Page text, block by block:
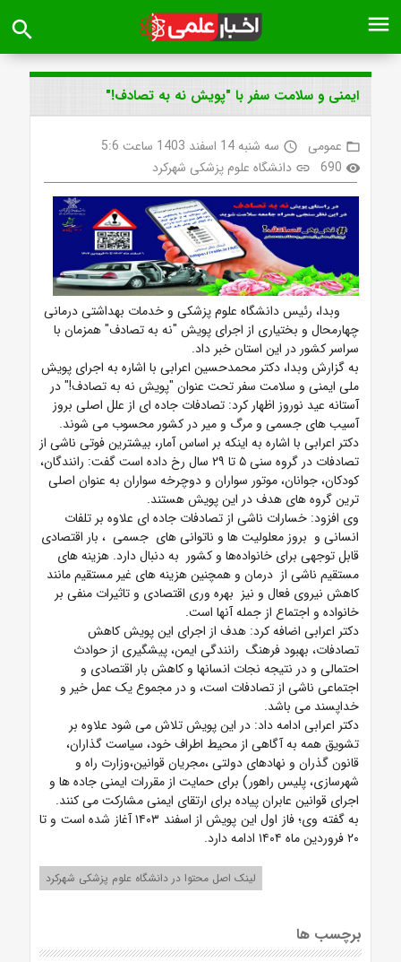
menu
search
ایمنی و سلامت سفر با "پویش نه به تصادف!"
folder_open عمومی access_time سه شنبه 14 اسفند 1403 ساعت 5:6
visibility
690
link دانشگاه علوم پزشکی شهرکرد
وبدا، رئیس دانشگاه علوم پزشکی و خدمات بهداشتی درمانی
چهارمحال و بختیاری از اجرای پویش "نه به تصادف" همزمان با
سراسر کشور در این استان خبر داد.
به گزارش وبدا، دکتر محمدحسین اعرابی با اشاره به اجرای پویش
ملی ایمنی و سلامت سفر تحت عنوان "پویش نه به تصادف!" در
آستانه عید نوروز اظهار کرد: تصادفات جاده ای از علل اصلی بروز
آسیب های جسمی و مرگ و میر در کشور محسوب می شوند.
دکتر اعرابی با اشاره به اینکه بر اساس آمار، بیشترین فوتی ناشی از
تصادفات در گروه سنی ۵ تا ۲۹ سال رخ داده است گفت: رانندگان،
کودکان، جوانان، موتور سواران و دوچرخه سواران به عنوان اصلی
ترین گروه های هدف در این پویش هستند.
وی افزود: خسارات ناشی از تصادفات جاده ای علاوه بر تلفات
انسانی و بروز معلولیت ها و ناتوانی های جسمی ، بار اقتصادی
قابل توجهی برای خانواده‌ها و کشور به دنبال دارد. هزینه های
مستقیم ناشی از درمان و همچنین هزینه های غیر مستقیم مانند
کاهش نیروی فعال و نیز بهره وری اقتصادی و تاثیرات منفی بر
خانواده و اجتماع از جمله آنها است.
دکتر اعرابی اضافه کرد: هدف از اجرای این پویش کاهش
تصادفات، بهبود فرهنگ رانندگی ایمن، پیشگیری از حوادث
احتمالی و در نتیجه نجات انسانها و کاهش بار اقتصادی و
اجتماعی ناشی از تصادفات است، و در مجموع یک عمل خیر و
خداپسند می باشد.
دکتر اعرابی ادامه داد: در این پویش تلاش می شود علاوه بر
تشویق همه به آگاهی از محیط اطراف خود، سیاست گذاران،
قانون گذران و نهادهای دولتی ،مجریان قوانین،وزارت راه و
شهرسازی، پلیس راهور) برای حمایت از مقررات ایمنی جاده ها و
اجرای قوانین عابران پیاده برای ارتقای ایمنی مشارکت می کنند.
به گفته وی؛ فاز اول این پویش از اسفند ۱۴۰۳ آغاز شده است و تا
۲۰ فروردین ماه ۱۴۰۴ ادامه دارد.
لینک اصل محتوا در دانشگاه علوم پزشکی شهرکرد
برچسب ها